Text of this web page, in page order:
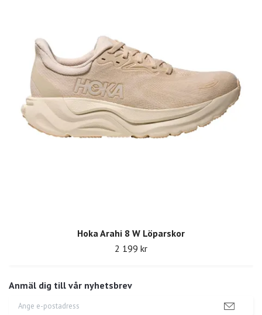
Anmäl dig till vår nyhetsbrev
Hoka Arahi 8 W Löparskor
2 199 kr